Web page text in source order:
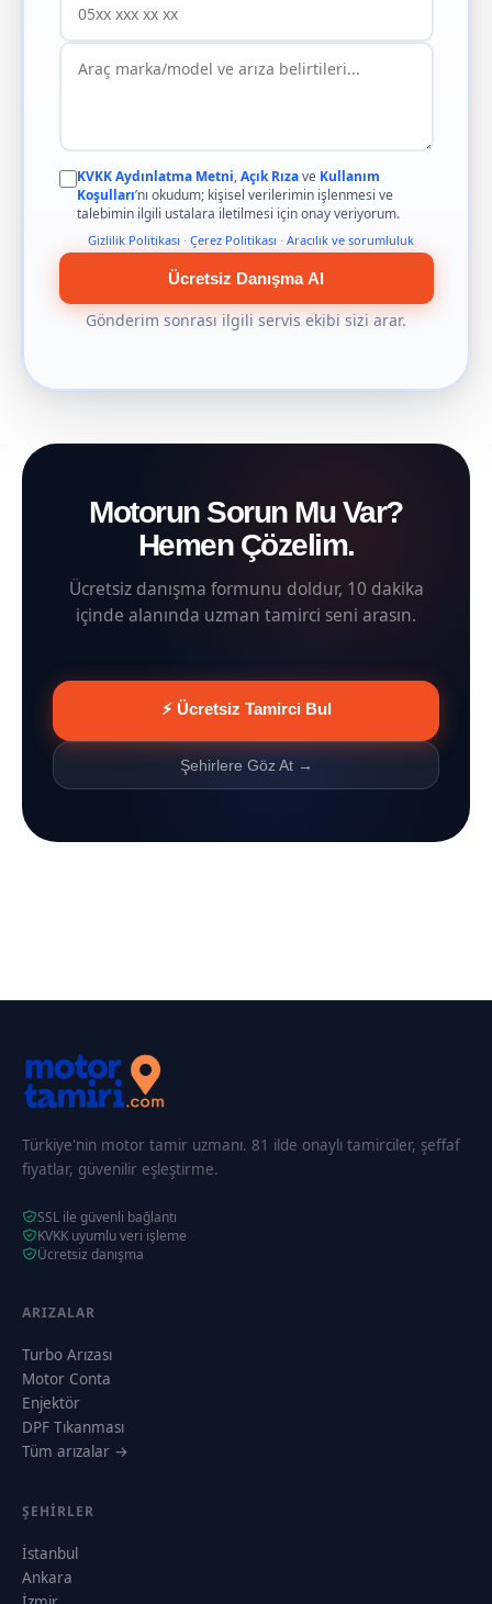
KVKK Aydınlatma Metni,Açık Rızave Kullanım
Koşulları’nı okudum; kişisel verilerimin işlenmesi ve
talebimin ilgili ustalara iletilmesi için onay veriyorum.
Gizlilik Politikası · Çerez Politikası · Aracılık ve sorumluluk
Ücretsiz Danışma Al
Gönderim sonrası ilgili servis ekibi sizi arar.
Motorun Sorun Mu Var?
Hemen Çözelim.
Ücretsiz danışma formunu doldur, 10 dakika
içinde alanında uzman tamirci seni arasın.
⚡ Ücretsiz Tamirci Bul
Şehirlere Göz At →
Türkiye'nin motor tamir uzmanı. 81 ilde onaylı tamirciler, şeffaf
fiyatlar, güvenilir eşleştirme.
SSL ile güvenli bağlantı
KVKK uyumlu veri işleme
Ücretsiz danışma
ARIZALAR
Turbo Arızası
Motor Conta
Enjektör
DPF Tıkanması
Tüm arızalar →
ŞEHIRLER
İstanbul
Ankara